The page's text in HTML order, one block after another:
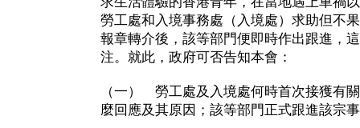
勞工處和入境事務處（入境處）求助但不
報章轉介後，該等部門便即時作出跟進，
注。就此，政府可否告知本會：
（一） 勞工處及入境處何時首次接獲有
麼回應及其原因；該等部門正式跟進該宗